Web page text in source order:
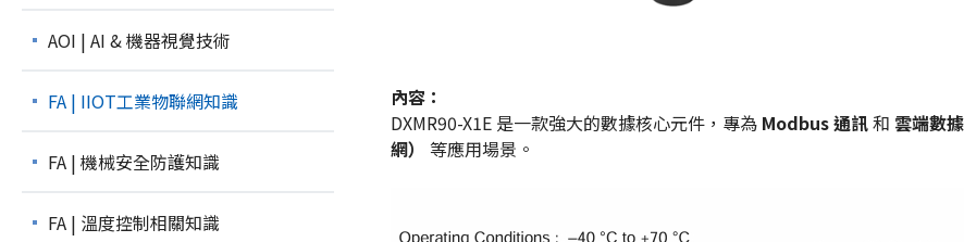
AOI | AI & 機器視覺技術
FA | IIOT工業物聯網知識
FA | 機械安全防護知識
FA | 溫度控制相關知識
內容：
DXMR90-X1E 是一款強大的數據核心元件，專為 Modbus 通訊和 雲端數
網）
等應用場景。